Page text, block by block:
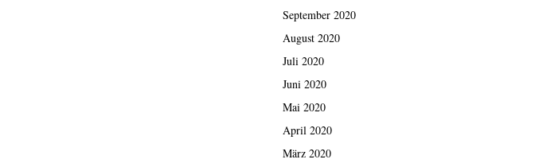
September 2020
August 2020
Juli 2020
Juni 2020
Mai 2020
April 2020
März 2020